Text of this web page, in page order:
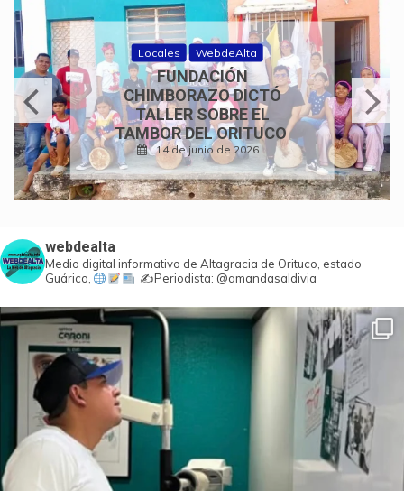
Historias de fe WebdeAlta
350 AÑOS DE FE Y
TRADICIÓN: CONCIERTO
DE COROS
PARROQUIALES
24 de mayo de 2026
webdealta
Medio digital informativo de Altagracia de Orituco, estado
Guárico,
✍️Periodista: @amandasaldivia